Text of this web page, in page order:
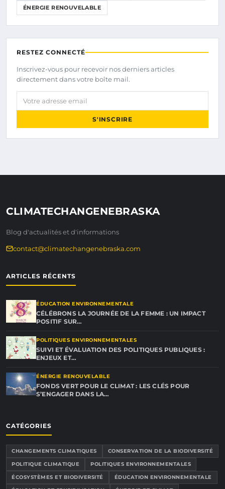
ÉNERGIE RENOUVELABLE
RESTEZ CONNECTÉ
Inscrivez-vous pour recevoir nos derniers articles
directement dans votre boîte mail.
Votre adresse email
S'INSCRIRE
CLIMATECHANGENEBRASKA
Blog d'actualités et d'informations
contact@climatechangenebraska.com
ARTICLES RÉCENTS
ÉDUCATION ENVIRONNEMENTALE
CÉLÉBRONS LA JOURNÉE DE LA FEMME : UN IMPACT
POSITIF SUR…
POLITIQUES ENVIRONNEMENTALES
SUIVI ET ÉVALUATION DES POLITIQUES PUBLIQUES :
ENJEUX ET…
ÉNERGIE RENOUVELABLE
FONDS VERT POUR LE CLIMAT : LES CLÉS POUR
S’ENGAGER DANS LA…
CATÉGORIES
CHANGEMENTS CLIMATIQUES
CONSERVATION DE LA BIODIVERSITÉ
POLITIQUE CLIMATIQUE
POLITIQUES ENVIRONNEMENTALES
ÉCOSYSTÈMES ET BIODIVERSITÉ
ÉDUCATION ENVIRONNEMENTALE